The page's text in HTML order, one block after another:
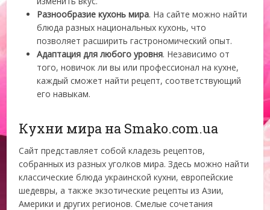
Разнообразие кухонь мира. На сайте можно найти
блюда разных национальных кухонь, что
позволяет расширить гастрономический опыт.
Адаптация для любого уровня. Независимо от
того, новичок ли вы или профессионал на кухне,
каждый сможет найти рецепт, соответствующий
его навыкам.
Кухни мира на Smako.com.ua
Сайт представляет собой кладезь рецептов,
собранных из разных уголков мира. Здесь можно найти
классические блюда украинской кухни, европейские
шедевры, а также экзотические рецепты из Азии,
Америки и других регионов. Смелые сочетания